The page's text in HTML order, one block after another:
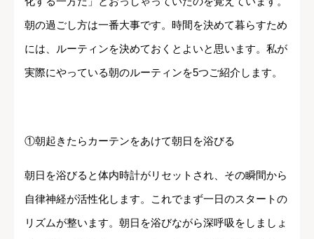
朝の過ごし方は一番大事です。時間を決めて暮らすため
には、ルーティンを決めておくとよいと思います。私が
実際にやっている朝のルーティンを5つご紹介します。
①朝起きたらカーテンをあけて朝日を浴びる
朝日を浴びると体内時計がリセットされ、その瞬間から
自律神経が活性化します。これでまず一日のスタートの
リズムが整います。朝日を浴びながら深呼吸をしましょ